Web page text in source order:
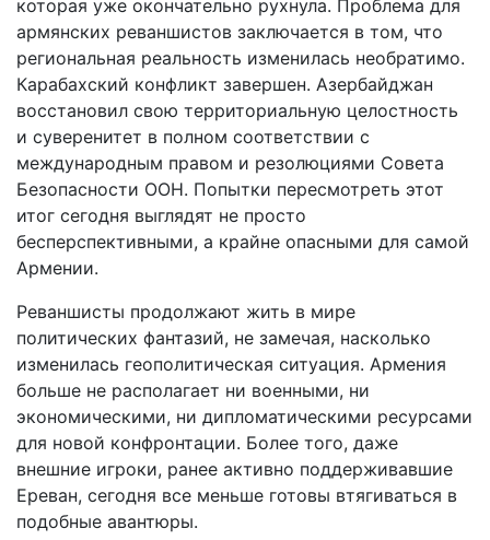
которая уже окончательно рухнула. Проблема для
армянских реваншистов заключается в том, что
региональная реальность изменилась необратимо.
Карабахский конфликт завершен. Азербайджан
восстановил свою территориальную целостность
и суверенитет в полном соответствии с
международным правом и резолюциями Совета
Безопасности ООН. Попытки пересмотреть этот
итог сегодня выглядят не просто
бесперспективными, а крайне опасными для самой
Армении.
Реваншисты продолжают жить в мире
политических фантазий, не замечая, насколько
изменилась геополитическая ситуация. Армения
больше не располагает ни военными, ни
экономическими, ни дипломатическими ресурсами
для новой конфронтации. Более того, даже
внешние игроки, ранее активно поддерживавшие
Ереван, сегодня все меньше готовы втягиваться в
подобные авантюры.